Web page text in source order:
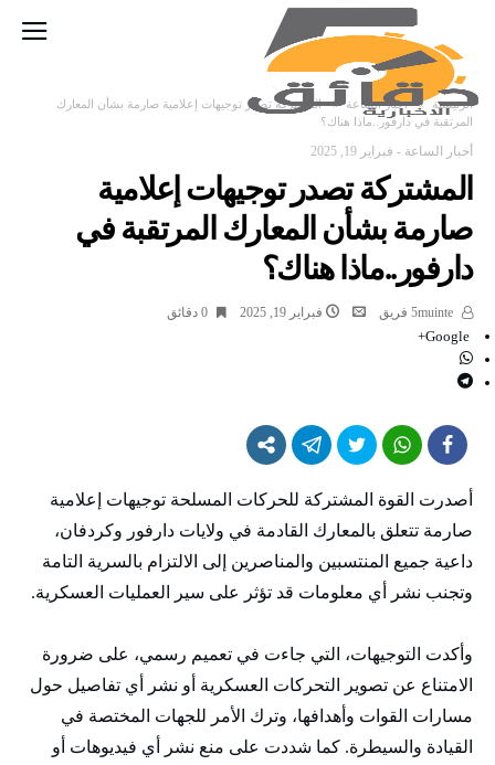
‫الرئيسية‬ أخبار الساعة
المشتركة تصدر توجيهات إعلامية صارمة بشأن المعارك
المرتقبة في دارفور..ماذا هناك؟
أخبار الساعة - فبراير 19, 2025
المشتركة تصدر توجيهات إعلامية
صارمة بشأن المعارك المرتقبة في
دارفور..ماذا هناك؟
فبراير 19, 2025 0 ‫دقائق‬
Google+
أصدرت القوة المشتركة للحركات المسلحة توجيهات إعلامية
صارمة تتعلق بالمعارك القادمة في ولايات دارفور وكردفان،
داعية جميع المنتسبين والمناصرين إلى الالتزام بالسرية التامة
وتجنب نشر أي معلومات قد تؤثر على سير العمليات العسكرية.
وأكدت التوجيهات، التي جاءت في تعميم رسمي، على ضرورة
الامتناع عن تصوير التحركات العسكرية أو نشر أي تفاصيل حول
مسارات القوات وأهدافها، وترك الأمر للجهات المختصة في
القيادة والسيطرة. كما شددت على منع نشر أي فيديوهات أو